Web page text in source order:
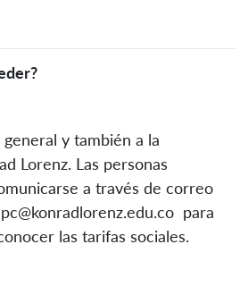
y también a la
Lorenz. Las personas
a través de correo
para
las tarifas sociales.